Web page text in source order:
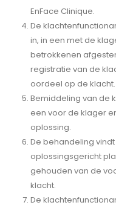
EnFace Clinique.
De
in, in een met de
betrokkenen
registratie van de
oordeel op de klacht.
Bemiddeling van de
een voor de klager
oplossing.
De behandeling
oplossingsgericht
gehouden van de
klacht.
De